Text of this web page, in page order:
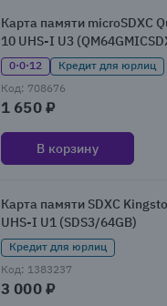
Карта памяти microSDXC
10 UHS-I U3
0·0·12
Кредит для юрлиц
Код: 708676
1 650 ₽
В корзину
Карта памяти SDXC
UHS-I U1 (SDS3/64GB)
Кредит для юрлиц
Код: 1383237
3 000 ₽